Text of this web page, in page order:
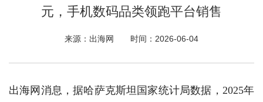
元，手机数码品类领跑平台销售
来源：出海网 时间：2026-06-04
出海网消息，据哈萨克斯坦国家统计局数据，2025年